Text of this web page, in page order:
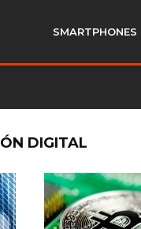
SMARTPHONES
DIGITAL